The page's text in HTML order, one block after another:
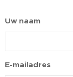
Uw naam
E-mailadres